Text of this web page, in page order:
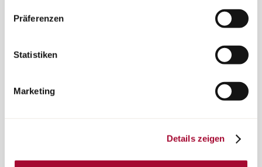
geben Sie Ihre Einwilligung zur Verarbeitung Ihrer Daten
zu den jeweiligen Zwecken. Sie ist freiwillig, für die
widerruflich für die Zukunft durch Anklicken der
Weitere
Präferenzen
Statistiken
Marketing
Details zeigen
Support